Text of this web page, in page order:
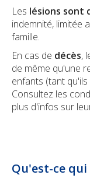
Les lésions sont
indemnité, limitée
famille.
En cas de décès,
de même qu'une
enfants (tant
Consultez les
plus d'infos sur
Qu'est-ce